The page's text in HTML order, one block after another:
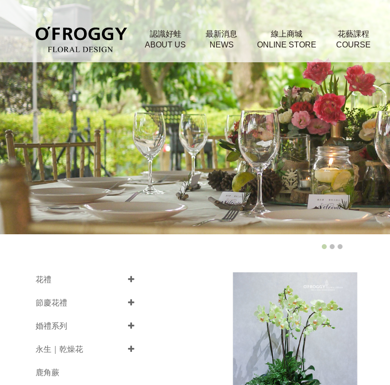
認識好蛙
ABOUT US
最新消息
NEWS
線上商城
ONLINE STORE
花藝課程
COURSE
花禮
節慶花禮
婚禮系列
永生｜乾燥花
鹿角蕨